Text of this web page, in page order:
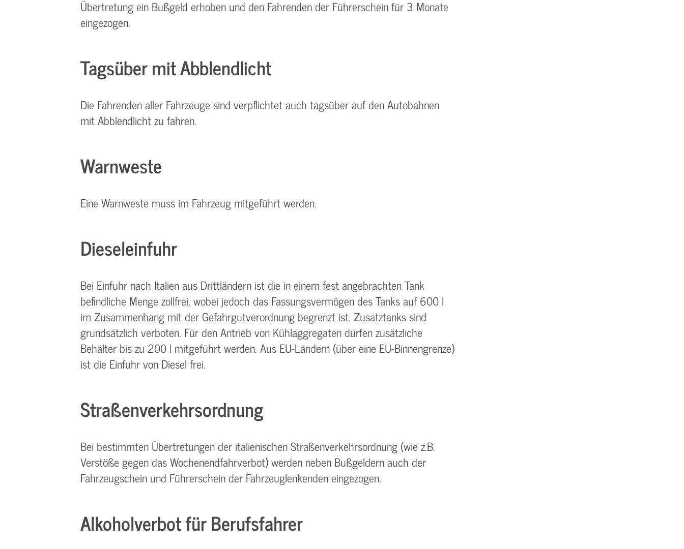
Übertretung ein Bußgeld erhoben und den Fahrenden der Führerschein für 3 Monate
eingezogen.
Tagsüber mit Abblendlicht
Die Fahrenden aller Fahrzeuge sind verpflichtet auch tagsüber auf den Autobahnen
mit Abblendlicht zu fahren.
Warnweste
Eine Warnweste muss im Fahrzeug mitgeführt werden.
Dieseleinfuhr
Bei Einfuhr nach Italien aus Drittländern ist die in einem fest angebrachten Tank
befindliche Menge zollfrei, wobei jedoch das Fassungsvermögen des Tanks auf 600 l
im Zusammenhang mit der Gefahrgutverordnung begrenzt ist. Zusatztanks sind
grundsätzlich verboten. Für den Antrieb von Kühlaggregaten dürfen zusätzliche
Behälter bis zu 200 l mitgeführt werden. Aus EU-Ländern (über eine EU-Binnengrenze)
ist die Einfuhr von Diesel frei.
Straßenverkehrsordnung
Bei bestimmten Übertretungen der italienischen Straßenverkehrsordnung (wie z.B.
Verstöße gegen das Wochenendfahrverbot) werden neben Bußgeldern auch der
Fahrzeugschein und Führerschein der Fahrzeuglenkenden eingezogen.
Alkoholverbot für Berufsfahrer